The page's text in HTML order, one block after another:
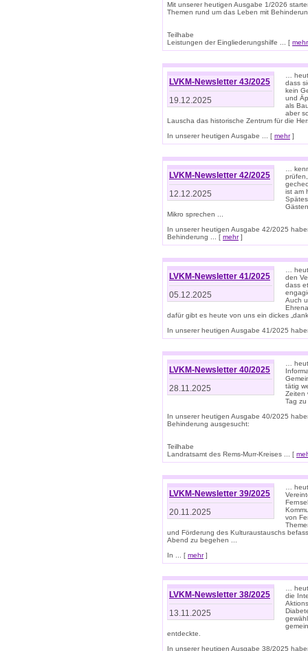
Mit unserer heutigen Ausgabe 1/2026
Themen rund um das Leben mit
Teilhabe
Leistungen der Eingliederungshilfe ... [ mehr
LVKM-Newsletter 43/2025
19.12.2025
…
dass
kein
und
als
aber
Lauscha das historische Zentrum für die
In unserer heutigen Ausgabe ... [ mehr]
LVKM-Newsletter 42/2025
12.12.2025
…
ist am
Mikro sprechen ...
In unserer heutigen Ausgabe 42/2025
Behinderung ... [ mehr]
LVKM-Newsletter 41/2025
05.12.2025
…
den
dass
Auch
dafür gibt es heute von uns ein dickes
In unserer heutigen Ausgabe 41/2025
LVKM-Newsletter 40/2025
28.11.2025
…
tätig
Zeiten
Tag
In unserer heutigen Ausgabe 40/2025
Behinderung ausgesucht:
Teilhabe
Landratsamt des Rems-Murr-Kreises ... [
LVKM-Newsletter 39/2025
20.11.2025
…
von
und Förderung des Kulturaustauschs
Abend zu begehen ...
In ... [ mehr]
LVKM-Newsletter 38/2025
13.11.2025
…
die
entdeckte.
In unserer heutigen Ausgabe 38/2025